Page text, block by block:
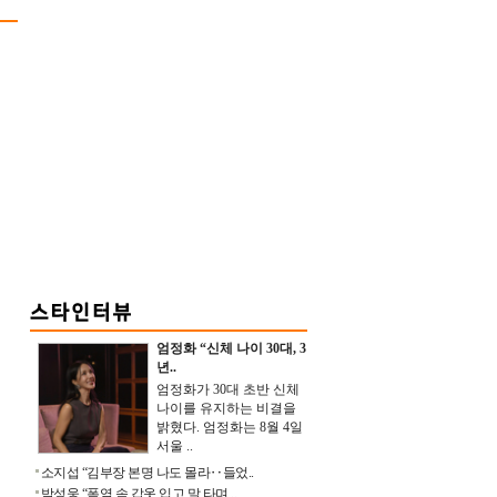
엄정화 “신체 나이 30대, 3
년..
엄정화가 30대 초반 신체
나이를 유지하는 비결을
밝혔다. 엄정화는 8월 4일
서울 ..
소지섭 “김부장 본명 나도 몰라‥들었..
박성웅 “폭염 속 갑옷 입고 말 타며 ..